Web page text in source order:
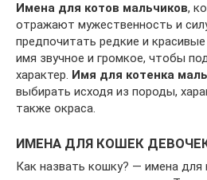
Имена для котов мальчиков,
отражают мужественность и
предпочитать редкие и
имя звучное и громкое, чтобы
характер. Имя для котенка
выбирать исходя из породы,
также окраса.
ИМЕНА ДЛЯ КОШЕК
Как назвать кошку? — имена